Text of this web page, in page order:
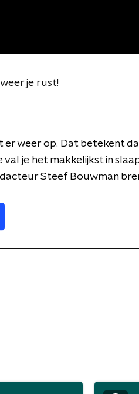
je rust!
er weer op. Dat betekent
val je het makkelijkst in
Steef Bouwman